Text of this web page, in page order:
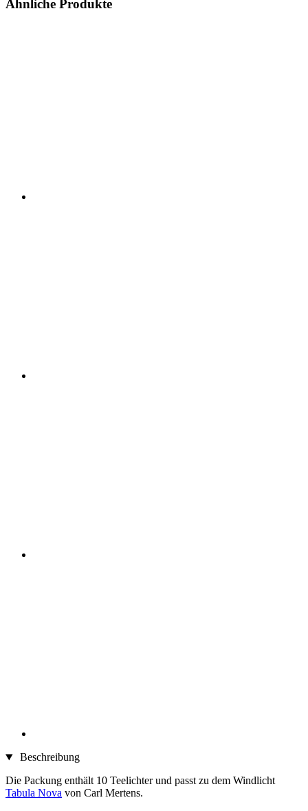
Ähnliche Produkte
Beschreibung
Die Packung enthält 10 Teelichter und passt zu dem Windlicht
Tabula Nova von Carl Mertens.